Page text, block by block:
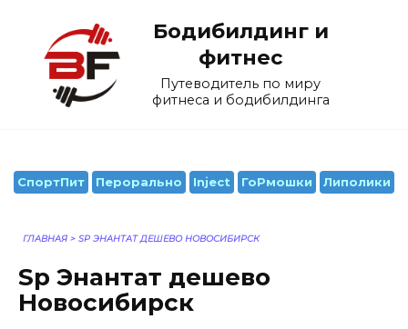
содержанию
Бодибилдинг и
фитнес
Путеводитель по миру
фитнеса и бодибилдинга
СпортПит Перорально Inject ГоРмошки Липолики
ГЛАВНАЯ > SP ЭНАНТАТ ДЕШЕВО НОВОСИБИРСК
Sp Энантат дешево
Новосибирск